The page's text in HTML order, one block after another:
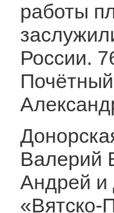
работы
России.
Валерий
Андрей и
«Вятско-